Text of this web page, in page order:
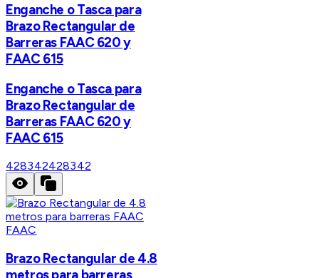
Enganche o Tasca para
Brazo Rectangular de
Barreras FAAC 620 y
FAAC 615
Enganche o Tasca para
Brazo Rectangular de
Barreras FAAC 620 y
FAAC 615
428342428342
FAAC
Brazo Rectangular de 4.8